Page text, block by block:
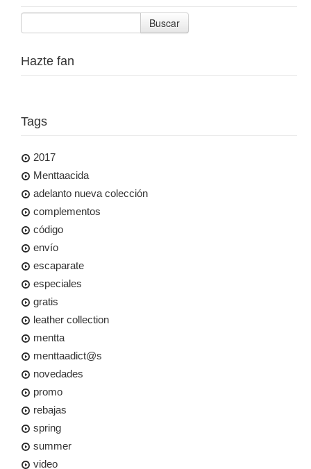
Buscar
Hazte fan
Tags
2017
Menttaacida
adelanto nueva colección
complementos
código
envío
escaparate
especiales
gratis
leather collection
mentta
menttaadict@s
novedades
promo
rebajas
spring
summer
video